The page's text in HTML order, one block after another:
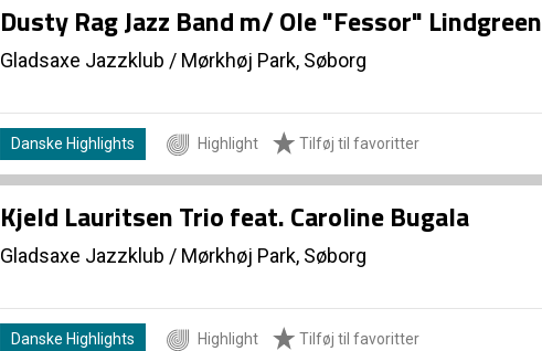
Dusty Rag Jazz Band m/ Ole "Fessor" Lindgreen
Gladsaxe Jazzklub / Mørkhøj Park, Søborg
Danske Highlights Highlight Tilføj til favoritter
Kjeld Lauritsen Trio feat. Caroline Bugala
Gladsaxe Jazzklub / Mørkhøj Park, Søborg
Danske Highlights Highlight Tilføj til favoritter